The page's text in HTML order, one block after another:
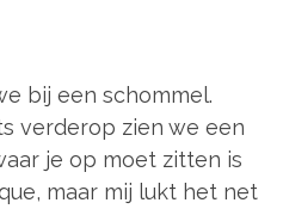
bij een schommel.
verderop zien we een
je op moet zitten is
maar mij lukt het net